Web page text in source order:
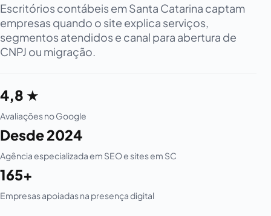
Escritórios contábeis em Santa Catarina captam
empresas quando o site explica serviços,
segmentos atendidos e canal para abertura de
CNPJ ou migração.
4,8 ★
Avaliações no Google
Desde 2024
Agência especializada em SEO e sites em SC
165+
Empresas apoiadas na presença digital